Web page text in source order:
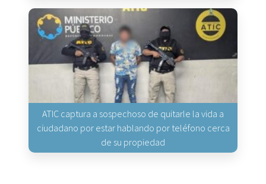
ATIC captura a sospechoso de quitarle la vida a
ciudadano por estar hablando por teléfono cerca
de su propiedad